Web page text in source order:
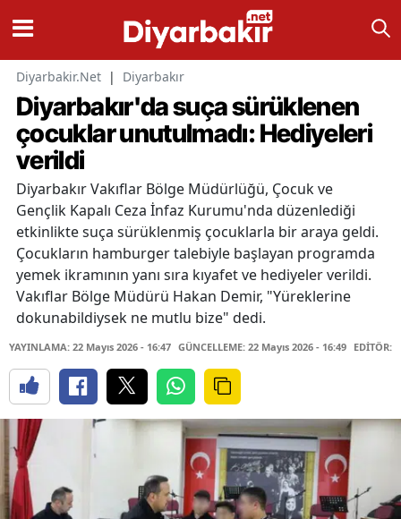
Diyarbakir.Net | Diyarbakır
Diyarbakır'da suça sürüklenen
çocuklar unutulmadı: Hediyeleri
verildi
Diyarbakır Vakıflar Bölge Müdürlüğü, Çocuk ve
Gençlik Kapalı Ceza İnfaz Kurumu'nda düzenlediği
etkinlikte suça sürüklenmiş çocuklarla bir araya geldi.
Çocukların hamburger talebiyle başlayan programda
yemek ikramının yanı sıra kıyafet ve hediyeler verildi.
Vakıflar Bölge Müdürü Hakan Demir, "Yüreklerine
dokunabildiysek ne mutlu bize" dedi.
YAYINLAMA: 22 Mayıs 2026 - 16:47 GÜNCELLEME: 22 Mayıs 2026 - 16:49 EDİTÖR: